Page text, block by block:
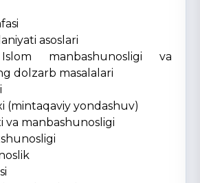
asoslari
va
dolzarb masalalari
(mintaqaviy yondashuv)
va manbashunosligi